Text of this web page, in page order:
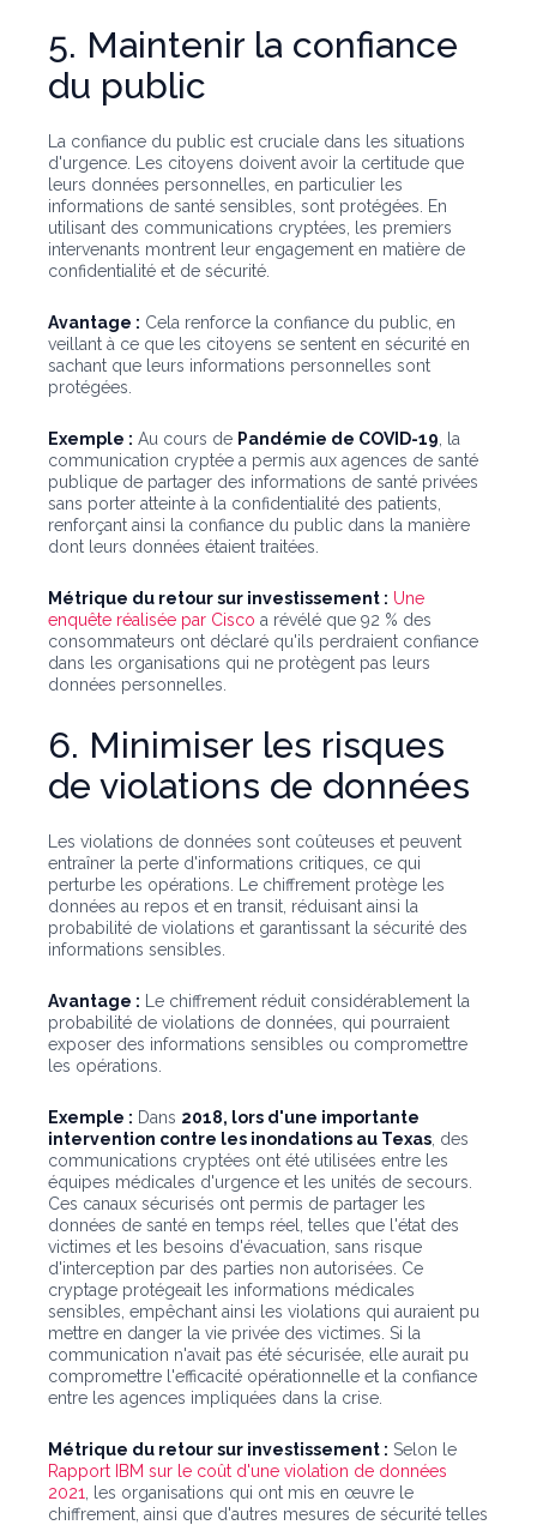
5. Maintenir la confiance
du public
La confiance du public est cruciale dans les situations
d'urgence. Les citoyens doivent avoir la certitude que
leurs données personnelles, en particulier les
informations de santé sensibles, sont protégées. En
utilisant des communications cryptées, les premiers
intervenants montrent leur engagement en matière de
confidentialité et de sécurité.
Avantage : Cela renforce la confiance du public, en
veillant à ce que les citoyens se sentent en sécurité en
sachant que leurs informations personnelles sont
protégées.
Exemple : Au cours de Pandémie de COVID-19 , la
communication cryptée a permis aux agences de santé
publique de partager des informations de santé privées
sans porter atteinte à la confidentialité des patients,
renforçant ainsi la confiance du public dans la manière
dont leurs données étaient traitées.
Métrique du retour sur investissement : Une
enquête réalisée par Cisco a révélé que 92 % des
consommateurs ont déclaré qu'ils perdraient confiance
dans les organisations qui ne protègent pas leurs
données personnelles.
6. Minimiser les risques
de violations de données
Les violations de données sont coûteuses et peuvent
entraîner la perte d'informations critiques, ce qui
perturbe les opérations. Le chiffrement protège les
données au repos et en transit, réduisant ainsi la
probabilité de violations et garantissant la sécurité des
informations sensibles.
Avantage : Le chiffrement réduit considérablement la
probabilité de violations de données, qui pourraient
exposer des informations sensibles ou compromettre
les opérations.
Exemple : Dans 2018, lors d'une importante
intervention contre les inondations au Texas , des
communications cryptées ont été utilisées entre les
équipes médicales d'urgence et les unités de secours.
Ces canaux sécurisés ont permis de partager les
données de santé en temps réel, telles que l'état des
victimes et les besoins d'évacuation, sans risque
d'interception par des parties non autorisées. Ce
cryptage protégeait les informations médicales
sensibles, empêchant ainsi les violations qui auraient pu
mettre en danger la vie privée des victimes. Si la
communication n'avait pas été sécurisée, elle aurait pu
compromettre l'efficacité opérationnelle et la confiance
entre les agences impliquées dans la crise.
Métrique du retour sur investissement : Selon le
Rapport IBM sur le coût d'une violation de données
2021
, les organisations qui ont mis en œuvre le
chiffrement, ainsi que d'autres mesures de sécurité telles